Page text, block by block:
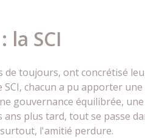
SCI
de toujours, ont concrétisé
chacun a pu apporter
gouvernance équilibrée,
plus tard, tout se passe
l'amitié perdure.